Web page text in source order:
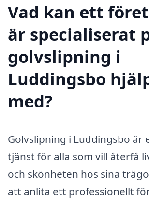
Vad kan ett
är specialiserat
golvslipning i
Luddingsbo
med?
Golvslipning i Luddingsbo är
tjänst för alla som vill återfå
och skönheten hos sina
att anlita ett professionellt